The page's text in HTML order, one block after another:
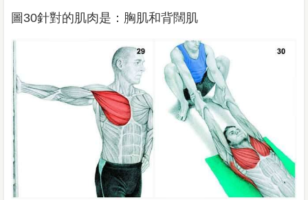
圖30針對的肌肉是：胸肌和背闊肌